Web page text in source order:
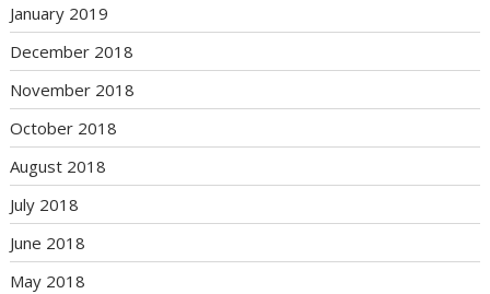
January 2019
December 2018
November 2018
October 2018
August 2018
July 2018
June 2018
May 2018